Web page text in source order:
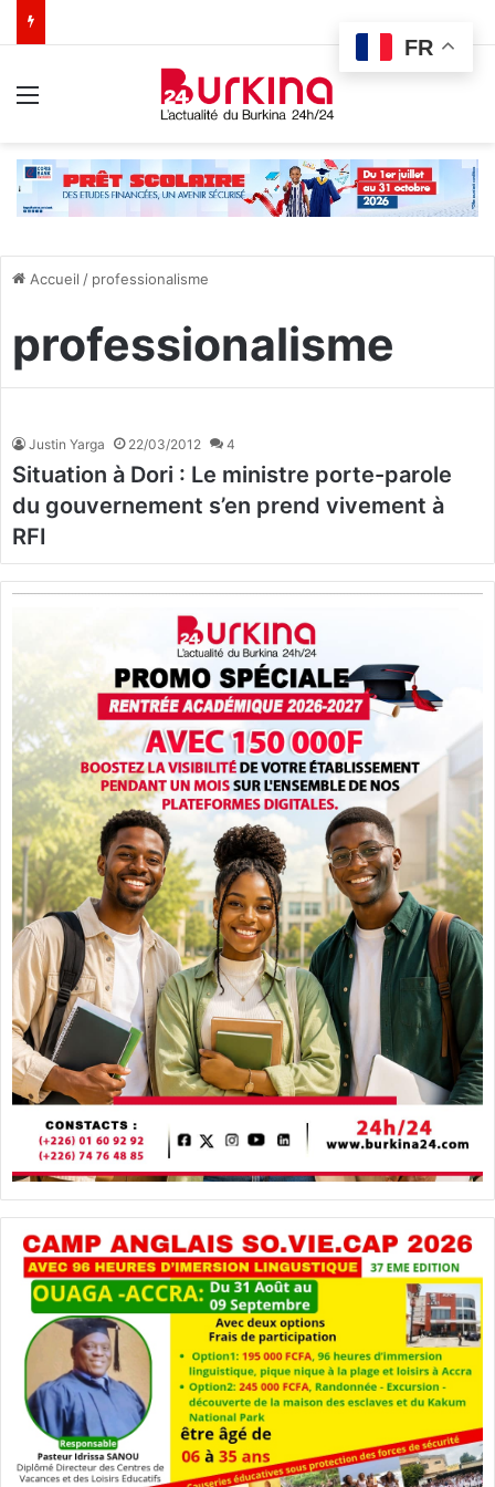
Accueil / professionalisme
professionalisme
Justin Yarga 22/03/2012 4
Situation à Dori : Le ministre porte-parole
du gouvernement s’en prend vivement à
RFI
FR